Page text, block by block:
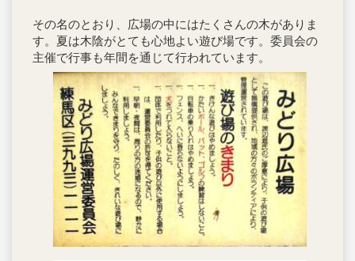
その名のとおり、広場の中にはたくさんの木がありま
す。夏は木陰がとても心地よい遊び場です。委員会の
主催で行事も年間を通じて行われています。